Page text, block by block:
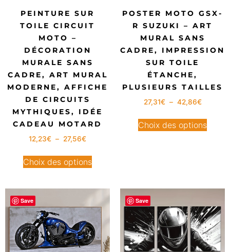
PEINTURE SUR
TOILE CIRCUIT
MOTO –
DÉCORATION
MURALE SANS
CADRE, ART MURAL
MODERNE, AFFICHE
DE CIRCUITS
MYTHIQUES, IDÉE
CADEAU MOTARD
12,23€ – 27,56€
Choix des options
POSTER MOTO GSX-
R SUZUKI – ART
MURAL SANS
CADRE, IMPRESSION
SUR TOILE
ÉTANCHE,
PLUSIEURS TAILLES
27,31€ – 42,86€
Choix des options
Save Save